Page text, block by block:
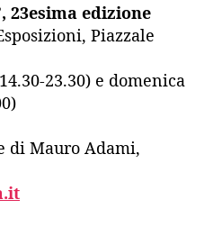
23esima edizione
Piazzale
23.30) e domenica
di Mauro Adami,